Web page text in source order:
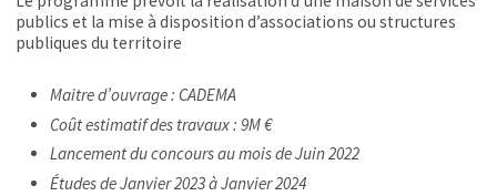
publics et la mise à disposition d’associations ou structures
publiques du territoire
Maitre d’ouvrage : CADEMA
Coût estimatif des travaux : 9M €
Lancement du concours au mois de Juin 2022
Études de Janvier 2023 à Janvier 2024